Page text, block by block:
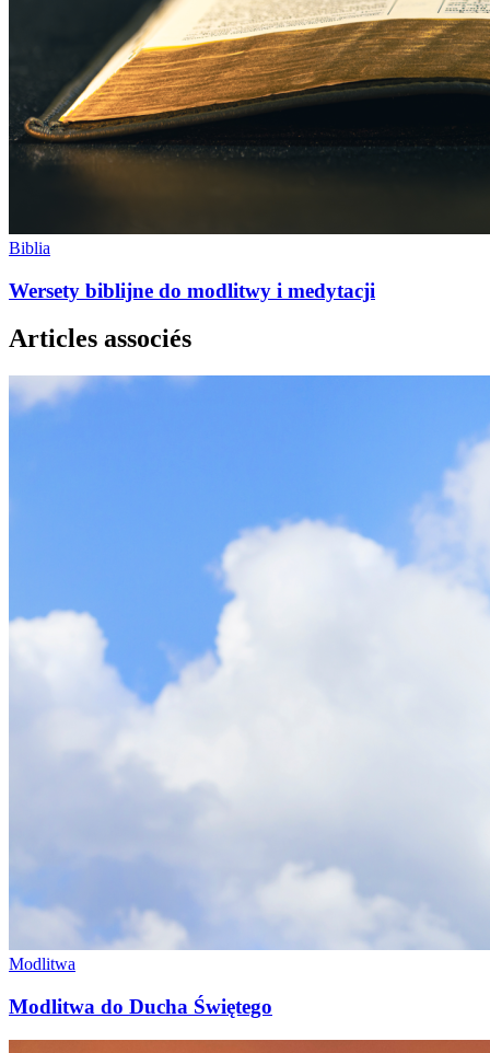
Biblia
Wersety biblijne do modlitwy i medytacji
Articles associés
Modlitwa
Modlitwa do Ducha Świętego